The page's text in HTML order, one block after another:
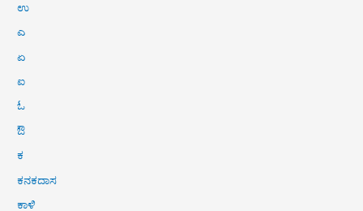
ಉ
ಎ
ಏ
ಐ
ಓ
ಔ
ಕ
ಕನಕದಾಸ
ಕಾಳಿ